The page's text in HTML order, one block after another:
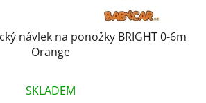
návlek na ponožky BRIGHT 0-6m
Orange
SKLADEM